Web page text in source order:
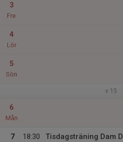
3
Fre
4
Lör
5
Sön
v.15
6
Mån
7
18:30
Tisdagsträning Dam D